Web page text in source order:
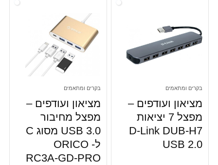
בקרים ומתאמים
מציאון ועודפים –
מפצל 7 יציאות
D-Link DUB-H7
USB 2.0
בקרים ומתאמים
מציאון ועודפים –
מפצל מחיבור
USB 3.0 מסוג C
ל- ORICO
RC3A-GD-PRO